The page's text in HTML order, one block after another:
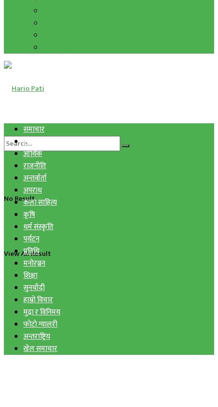
No Result
View All Result
समाचार
स्वास्थ्य
आर्थिक
राजनीति
अन्तर्वार्ता
अपराध
कला साहित्य
कृषि
धर्म संस्कृति
पर्यटन
प्रविधि
मनोरञ्जन
शिक्षा
सुनचाँदी
हाम्रो विचार
मुद्रा र विनिमय
फोटो ग्यालरी
अन्तराष्ट्रिय
खेल समाचार